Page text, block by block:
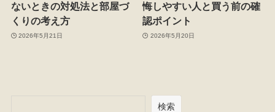
ないときの対処法と部屋づ
くりの考え方
2026年5月21日
悔しやすい人と買う前の確
認ポイント
2026年5月20日
検索